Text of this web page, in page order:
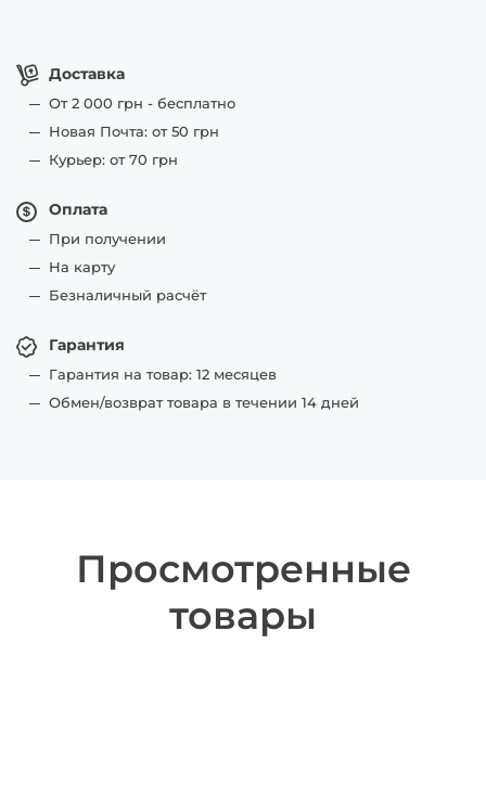
Доставка
От 2 000 грн - бесплатно
Новая Почта: от 50 грн
Курьер: от 70 грн
Оплата
При получении
На карту
Безналичный расчёт
Гарантия
Гарантия на товар: 12 месяцев
Обмен/возврат товара в течении 14 дней
Просмотренные
товары